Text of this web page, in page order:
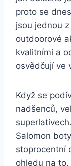
proto se
jsou jednou
outdoorové
kvalitními a
osvědčují ve
Když se
nadšenců,⁣
Salomon
‌stoprocentní
ohledu ​na